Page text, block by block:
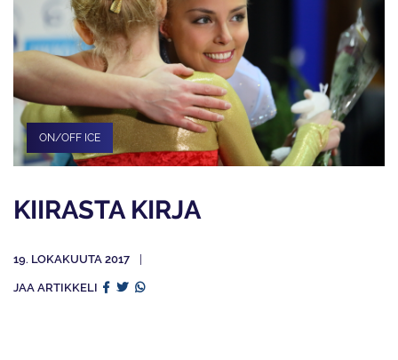
ON/OFF ICE
KIIRASTA KIRJA
19. LOKAKUUTA 2017
JAA ARTIKKELI